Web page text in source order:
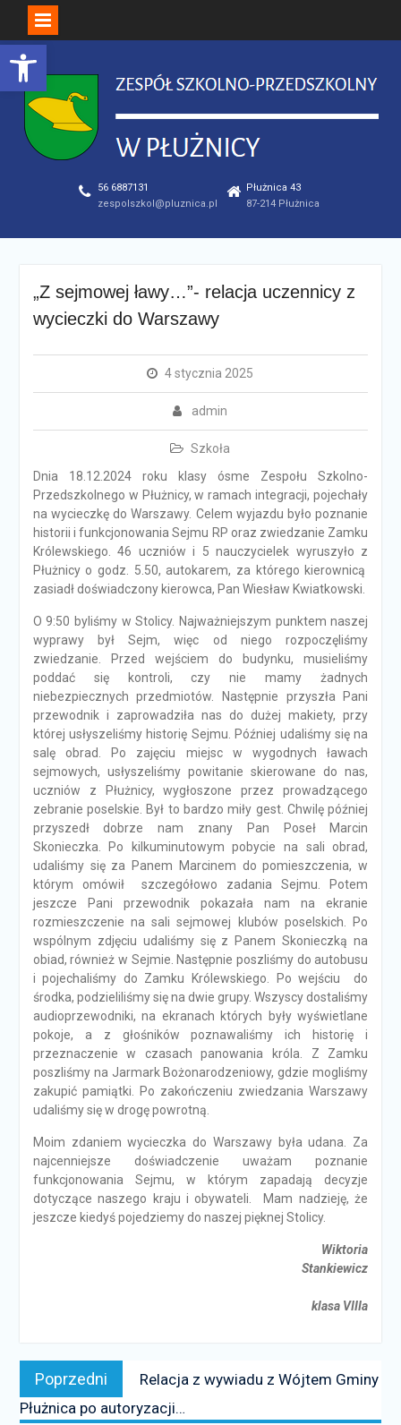
Open toolbar
Skip
to
content
56 6887131
zespolszkol@pluznica.pl
Płużnica 43
87-214 Płużnica
„Z sejmowej ławy…”- relacja uczennicy z
wycieczki do Warszawy
4 stycznia 2025
admin
Szkoła
Dnia 18.12.2024 roku klasy ósme Zespołu Szkolno-
Przedszkolnego w Płużnicy, w ramach integracji, pojechały
na wycieczkę do Warszawy. Celem wyjazdu było poznanie
historii i funkcjonowania Sejmu RP oraz zwiedzanie Zamku
Królewskiego. 46 uczniów i 5 nauczycielek wyruszyło z
Płużnicy o godz. 5.50, autokarem, za którego kierownicą
zasiadł doświadczony kierowca, Pan Wiesław Kwiatkowski.
O 9:50 byliśmy w Stolicy. Najważniejszym punktem naszej
wyprawy był Sejm, więc od niego rozpoczęliśmy
zwiedzanie. Przed wejściem do budynku, musieliśmy
poddać się kontroli, czy nie mamy żadnych
niebezpiecznych przedmiotów. Następnie przyszła Pani
przewodnik i zaprowadziła nas do dużej makiety, przy
której usłyszeliśmy historię Sejmu. Później udaliśmy się na
salę obrad. Po zajęciu miejsc w wygodnych ławach
sejmowych, usłyszeliśmy powitanie skierowane do nas,
uczniów z Płużnicy, wygłoszone przez prowadzącego
zebranie poselskie. Był to bardzo miły gest. Chwilę później
przyszedł dobrze nam znany Pan Poseł Marcin
Skonieczka. Po kilkuminutowym pobycie na sali obrad,
udaliśmy się za Panem Marcinem do pomieszczenia, w
którym omówił szczegółowo zadania Sejmu. Potem
jeszcze Pani przewodnik pokazała nam na ekranie
rozmieszczenie na sali sejmowej klubów poselskich. Po
wspólnym zdjęciu udaliśmy się z Panem Skonieczką na
obiad, również w Sejmie. Następnie poszliśmy do autobusu
i pojechaliśmy do Zamku Królewskiego. Po wejściu do
środka, podzieliliśmy się na dwie grupy. Wszyscy dostaliśmy
audioprzewodniki, na ekranach których były wyświetlane
pokoje, a z głośników poznawaliśmy ich historię i
przeznaczenie w czasach panowania króla. Z Zamku
poszliśmy na Jarmark Bożonarodzeniowy, gdzie mogliśmy
zakupić pamiątki. Po zakończeniu zwiedzania Warszawy
udaliśmy się w drogę powrotną.
Moim zdaniem wycieczka do Warszawy była udana. Za
najcenniejsze doświadczenie uważam poznanie
funkcjonowania Sejmu, w którym zapadają decyzje
dotyczące naszego kraju i obywateli. Mam nadzieję, że
jeszcze kiedyś pojedziemy do naszej pięknej Stolicy.
Wiktoria
Stankiewicz
klasa VIIIa
Nawigacja
wpisu
Poprzedni
news:
Relacja z wywiadu z Wójtem Gminy
Płużnica po autoryzacji…